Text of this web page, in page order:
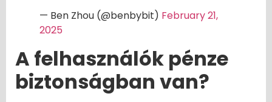
— Ben Zhou (@benbybit) February 21,
2025
A felhasználók pénze
biztonságban van?